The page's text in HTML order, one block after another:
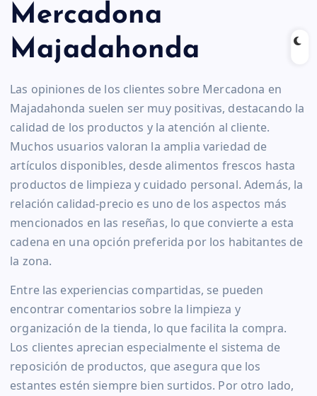
Mercadona
Majadahonda
Las opiniones de los clientes sobre Mercadona en
Majadahonda suelen ser muy positivas, destacando la
calidad de los productos y la atención al cliente.
Muchos usuarios valoran la amplia variedad de
artículos disponibles, desde alimentos frescos hasta
productos de limpieza y cuidado personal. Además, la
relación calidad-precio es uno de los aspectos más
mencionados en las reseñas, lo que convierte a esta
cadena en una opción preferida por los habitantes de
la zona.
Entre las experiencias compartidas, se pueden
encontrar comentarios sobre la limpieza y
organización de la tienda, lo que facilita la compra.
Los clientes aprecian especialmente el sistema de
reposición de productos, que asegura que los
estantes estén siempre bien surtidos. Por otro lado,